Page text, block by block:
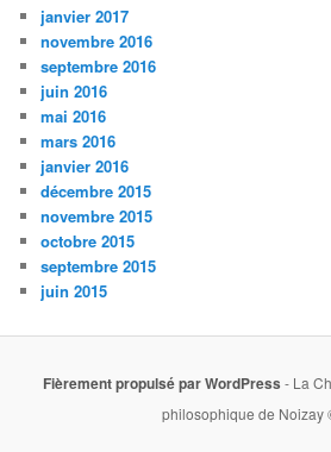
janvier 2017
novembre 2016
septembre 2016
juin 2016
mai 2016
mars 2016
janvier 2016
décembre 2015
novembre 2015
octobre 2015
septembre 2015
juin 2015
Fièrement propulsé par WordPress - La
philosophique de Noizay